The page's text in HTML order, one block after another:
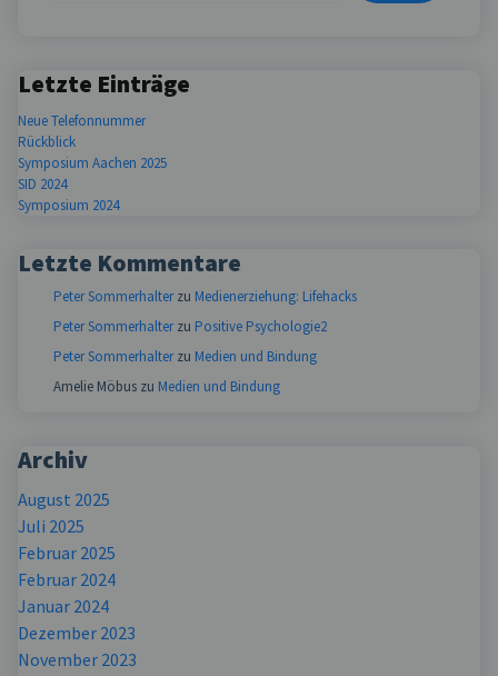
Letzte Einträge
Neue Telefonnummer
Rückblick
Symposium Aachen 2025
SID 2024
Symposium 2024
Letzte Kommentare
Peter Sommerhalterzu Medienerziehung: Lifehacks
Peter Sommerhalterzu Positive Psychologie2
Peter Sommerhalterzu Medien und Bindung
Amelie Möbus zu Medien und Bindung
Archiv
August 2025
Juli 2025
Februar 2025
Februar 2024
Januar 2024
Dezember 2023
November 2023